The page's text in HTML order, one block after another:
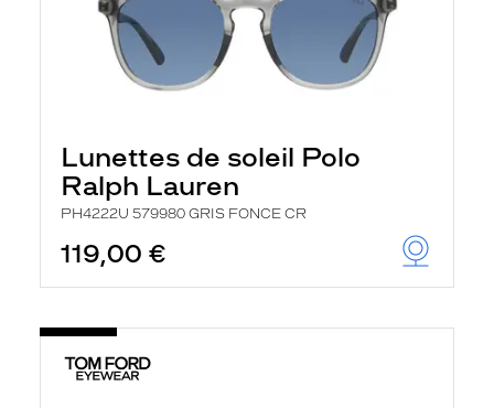
Lunettes de soleil Polo
Ralph Lauren
PH4222U 579980 GRIS FONCE CR
119,00 €